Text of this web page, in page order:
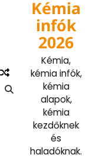
Kémia
infók
2026
Kémia,
kémia infók,
kémia
alapok,
kémia
kezdőknek
és
haladóknak.